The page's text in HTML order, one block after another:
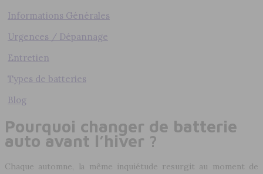
Informations Générales
Urgences / Dépannage
Entretien
Types de batteries
Blog
Pourquoi changer de batterie
auto avant l’hiver ?
Chaque automne, la même inquiétude resurgit au moment de